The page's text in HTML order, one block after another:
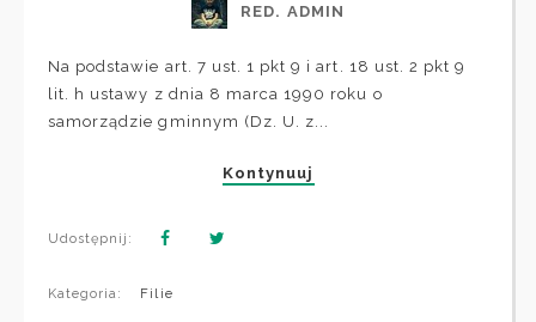
RED. ADMIN
Na podstawie art. 7 ust. 1 pkt 9 i art. 18 ust. 2 pkt 9
lit. h ustawy z dnia 8 marca 1990 roku o
samorządzie gminnym (Dz. U. z...
Kontynuuj
Udostępnij:
Kategoria: Filie